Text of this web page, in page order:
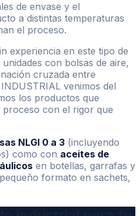
de envase y el
a distintas temperaturas
el proceso.
experiencia en este tipo de
con bolsas de aire,
cruzada entre
venimos del
los productos que
proceso con el rigor que
NLGI 0 a 3 (incluyendo
como con aceites de
en botellas, garrafas y
formato en sachets,